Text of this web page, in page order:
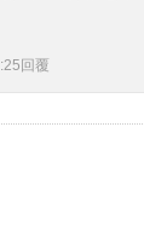
:25 回覆